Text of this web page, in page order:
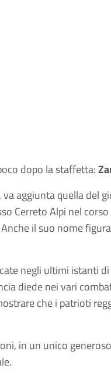
dopo la staffetta:
aggiunta quella del
Cerreto Alpi nel
il suo nome
negli ultimi istanti
diede nei vari
che i patrioti
in un unico